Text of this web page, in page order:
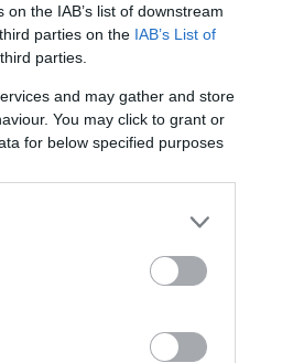
the IAB’s list of downstream
parties on the IAB’s List of
parties.
and may gather and store
You may click to grant or
for below specified purposes